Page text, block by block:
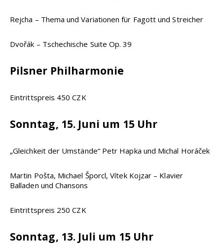
Rejcha – Thema und Variationen für Fagott und Streicher
Dvořák – Tschechische Suite Op. 39
Pilsner Philharmonie
Eintrittspreis 450 CZK
Sonntag, 15. Juni um 15 Uhr
„Gleichkeit der Umstände“ Petr Hapka und Michal Horáček
Martin Pošta, Michael Šporcl, Vítek Kojzar – Klavier
Balladen und Chansons
Eintrittspreis 250 CZK
Sonntag, 13. Juli um 15 Uhr